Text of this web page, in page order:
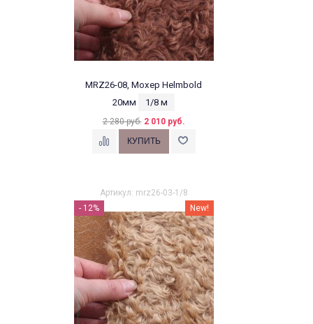
MRZ26-08, Мохер Helmbold
20мм
1/8 м
2 280 руб. 2 010 руб.
Артикул: mrz26-03-1/8
- 12%
New!